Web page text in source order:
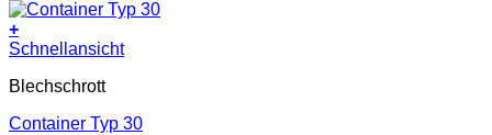
+
Schnellansicht
Blechschrott
Container Typ 30